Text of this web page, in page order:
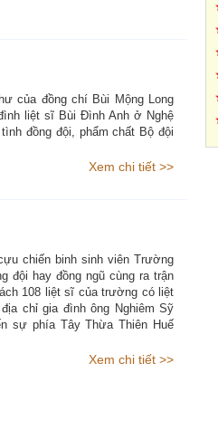
của đồng chí Bùi Mộng Long
liệt sĩ Bùi Đình Anh ở Nghệ
đồng đội, phẩm chất Bộ đội
Xem chi tiết >>
chiến binh sinh viên Trường
đội hay đồng ngũ cùng ra trận
108 liệt sĩ của trường có liệt
chỉ gia đình ông Nghiêm Sỹ
sự phía Tây Thừa Thiên Huế
Xem chi tiết >>